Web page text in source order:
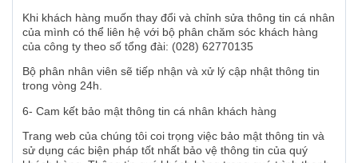
Khi khách hàng muốn thay đổi và chỉnh sửa thông tin cá nhân
của mình có thể liên hệ với bộ phân chăm sóc khách hàng
của công ty theo số tổng đài: (028) 62770135
Bộ phân nhân viên sẽ tiếp nhận và xử lý cập nhật thông tin
trong vòng 24h.
6- Cam kết bảo mật thông tin cá nhân khách hàng
Trang web của chúng tôi coi trọng việc bảo mật thông tin và
sử dụng các biện pháp tốt nhất bảo vệ thông tin của quý